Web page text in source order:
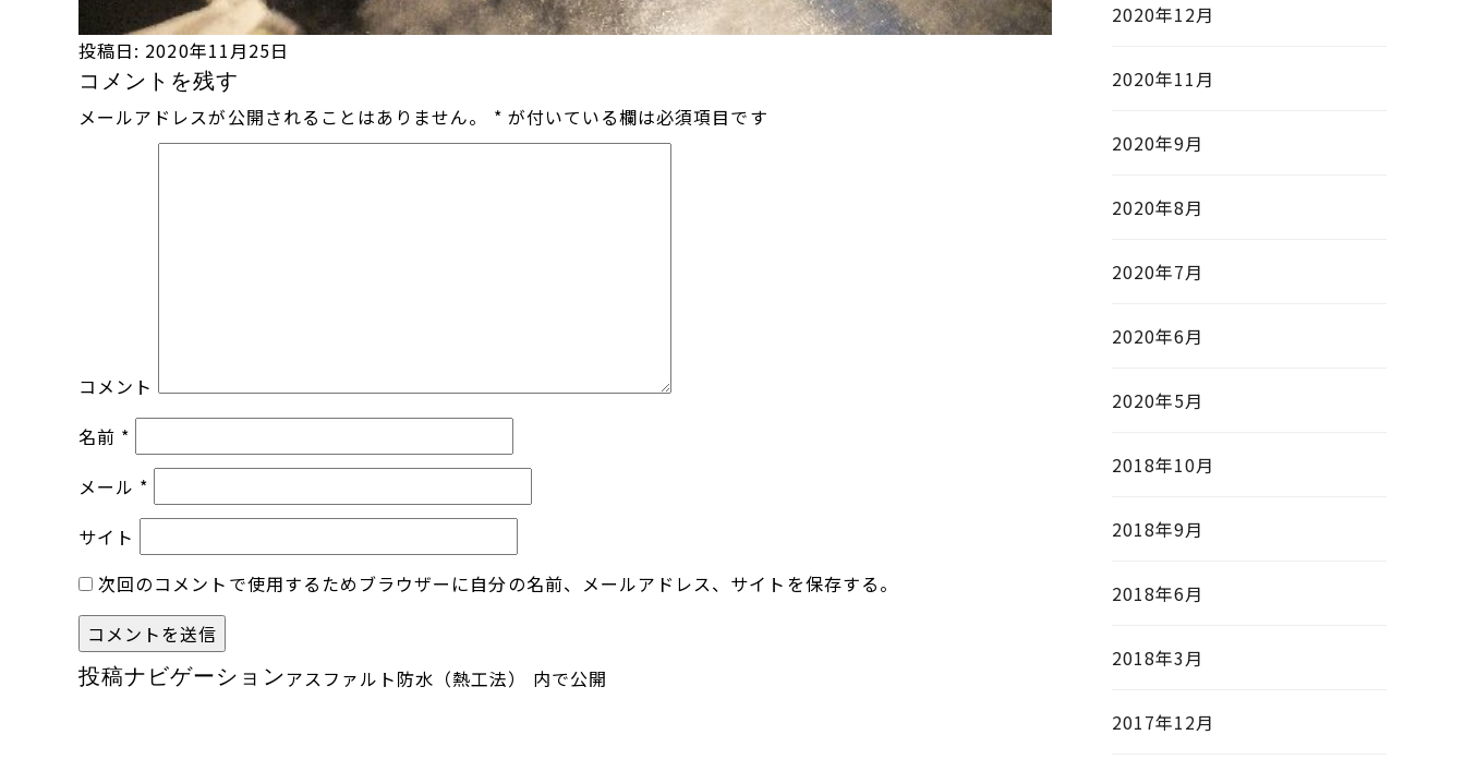
投稿日: 2020年11月25日
コメントを残す
メールアドレスが公開されることはありません。 * が付いている欄は必須項目です
コメント
名前 *
メール *
サイト
次回のコメントで使用するためブラウザーに自分の名前、メールアドレス、サイトを保存する。
投稿ナビゲーションアスファルト防水（熱工法） 内で公開
2020年12月
2020年11月
2020年9月
2020年8月
2020年7月
2020年6月
2020年5月
2018年10月
2018年9月
2018年6月
2018年3月
2017年12月